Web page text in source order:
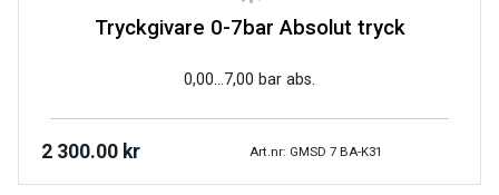
Tryckgivare 0-7bar Absolut tryck
0,00…7,00 bar abs.
2 300.00 kr Art.nr: GMSD 7 BA-K31